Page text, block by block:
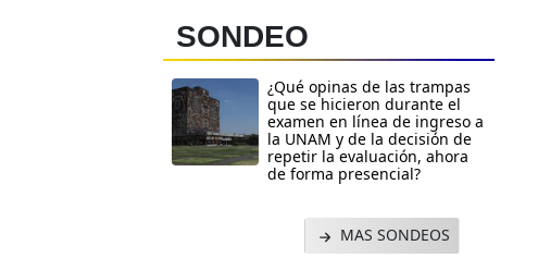
SONDEO
¿Qué opinas de las trampas
que se hicieron durante el
examen en línea de ingreso a
la UNAM y de la decisión de
repetir la evaluación, ahora
de forma presencial?
MAS SONDEOS